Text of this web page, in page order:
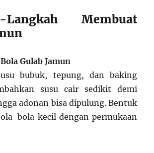
Langkah Membuat
Gulab Jamun
bubuk, tepung, dan baking
susu cair sedikit demi
adonan bisa dipulung. Bentuk
bola kecil dengan permukaan